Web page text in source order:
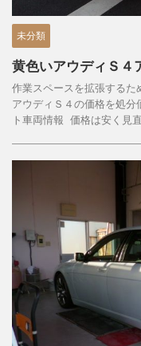
未分類
黄色いアウディＳ４
作業スペースを拡張する
アウディＳ４の価格を処
ト車両情報 価格は安く見